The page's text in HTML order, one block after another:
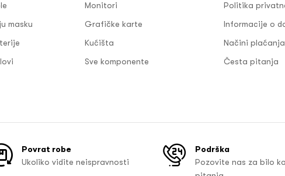
masku
Monitori
Grafičke karte
Kućišta
Sve komponente
Politika
Informacije o
Načini plaćanja
Česta pitanja
Povrat robe
Ukoliko vidite neispravnosti
Podrška
Pozovite nas za bilo